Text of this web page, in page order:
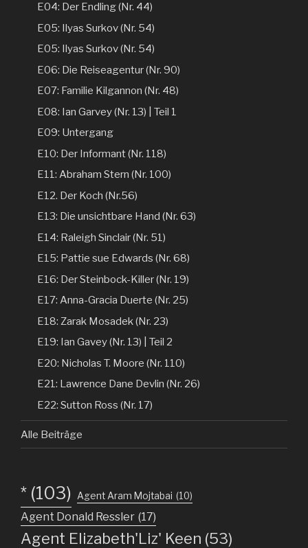
E04: Der Endling (Nr. 44)
E05: Ilyas Surkov (Nr. 54)
E05: Ilyas Surkov (Nr. 54)
E06: Die Reiseagentur (Nr. 90)
E07: Familie Kilgannon (Nr. 48)
E08: Ian Garvey (Nr. 13) | Teil 1
E09: Untergang
E10: Der Informant (Nr. 118)
E11: Abraham Stern (Nr. 100)
E12. Der Koch (Nr.56)
E13: Die unsichtbare Hand (Nr. 63)
E14: Raleigh Sinclair (Nr. 51)
E15: Pattie sue Edwards (Nr. 68)
E16: Der Steinbock-Killer (Nr. 19)
E17: Anna-Gracia Duerte (Nr. 25)
E18: Zarak Mosadek (Nr. 23)
E19: Ian Gavey (Nr. 13) | Teil 2
E20: Nicholas T. Moore (Nr. 110)
E21: Lawrence Dane Devlin (Nr. 26)
E22: Sutton Ross (Nr. 17)
Alle Beiträge
* (103) Agent Aram Mojtabai (10)
Agent Donald Ressler (17)
Agent Elizabeth'Liz' Keen (53)